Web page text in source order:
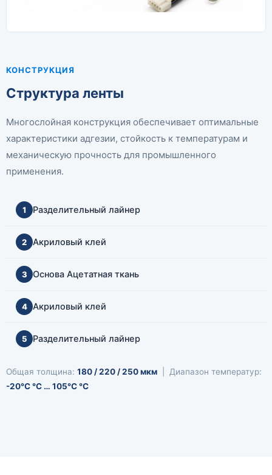
КОНСТРУКЦИЯ
Структура ленты
Многослойная конструкция обеспечивает оптимальные
характеристики адгезии, стойкость к температурам и
механическую прочность для промышленного
применения.
1 Разделительный лайнер
2 Акриловый клей
3 Основа Ацетатная ткань
4 Акриловый клей
5 Разделительный лайнер
Общая толщина: 180 / 220 / 250 мкм | Диапазон температур:
-20°C °C … 105°C °C